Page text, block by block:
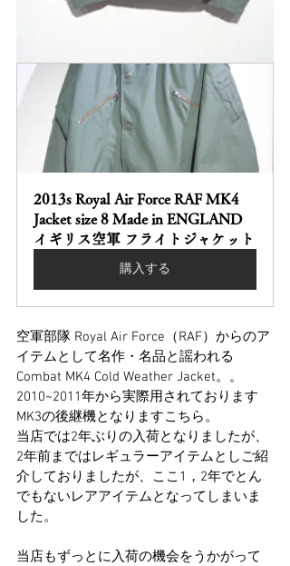
2013s Royal Air Force RAF MK4
Jacket size 8 Made in ENGLAND
イギリス空軍 フライトジャケット
購入する
空軍部隊 Royal Air Force（RAF）からのア
イテムとして名作・名品と謡われる
Combat MK4 Cold Weather Jacket。。
2010~2011年から実際用されております
MK3の後継機となりますこちら。
当店では2年ぶりの入荷となりましたが、
2年前まではレギュラーアイテムとしご紹
介しておりましたが、ここ1，2年でとん
でもないレアアイテムとなってしまいま
した。
当店もずっとに入荷の機会をうかがって